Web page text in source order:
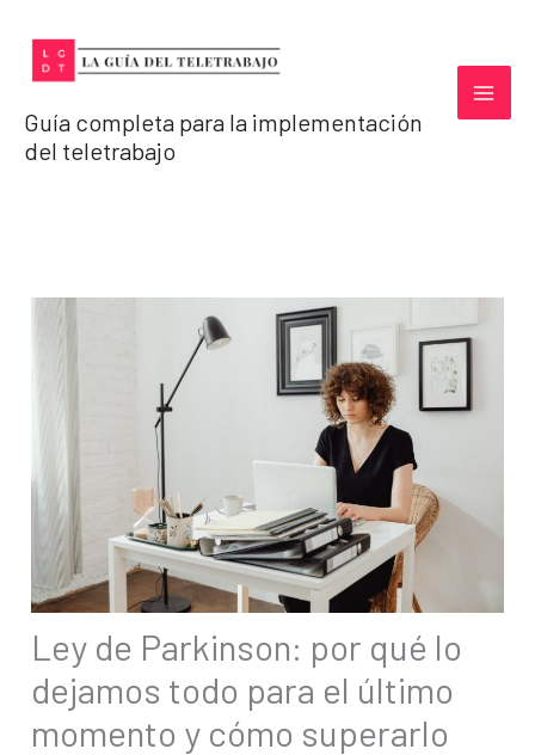
contenido
Guía completa para la implementación
del teletrabajo
Ley de Parkinson: por qué lo
dejamos todo para el último
momento y cómo superarlo